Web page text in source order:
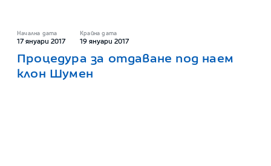
Начална дата
17 януари 2017
Крайна дата
19 януари 2017
Процедура за отдаване под наем
клон Шумен